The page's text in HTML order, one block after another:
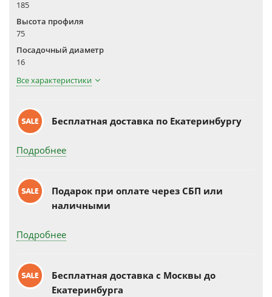
185
Высота профиля
75
Посадочный диаметр
16
Все характеристики
Бесплатная доставка по Екатеринбургу
Подробнее
Подарок при оплате через СБП или
наличными
Подробнее
Бесплатная доставка c Москвы до
Екатеринбурга